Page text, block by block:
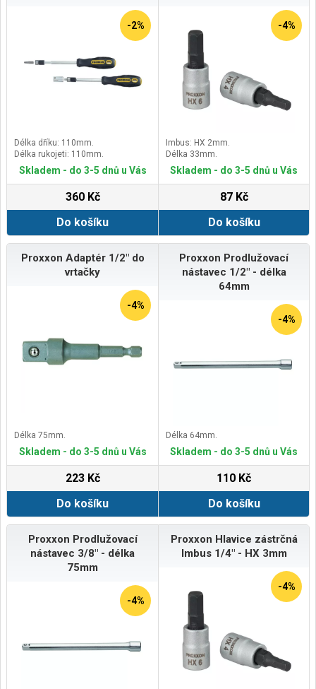
-2%
Délka dříku: 110mm.
Délka rukojeti: 110mm.
Skladem - do 3-5 dnů u Vás
360 Kč
Do košíku
-4%
Imbus: HX 2mm.
Délka 33mm.
Skladem - do 3-5 dnů u Vás
87 Kč
Do košíku
Proxxon Adaptér 1/2" do
vrtačky
-4%
Délka 75mm.
Skladem - do 3-5 dnů u Vás
223 Kč
Do košíku
Proxxon Prodlužovací
nástavec 1/2" - délka
64mm
-4%
Délka 64mm.
Skladem - do 3-5 dnů u Vás
110 Kč
Do košíku
Proxxon Prodlužovací
nástavec 3/8" - délka
75mm
-4%
Proxxon Hlavice zástrčná
Imbus 1/4" - HX 3mm
-4%